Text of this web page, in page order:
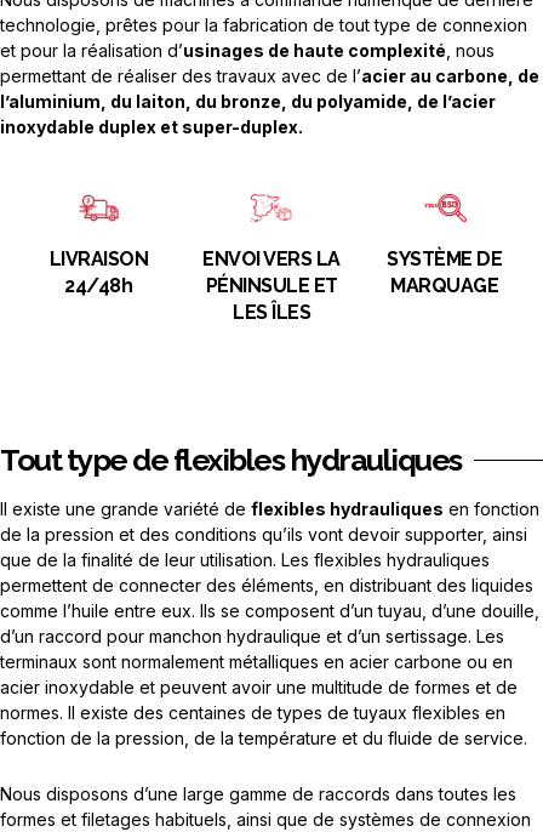
technologie, prêtes pour la fabrication de tout type de connexion
et pour la réalisation d’usinages de haute complexité , nous
permettant de réaliser des travaux avec de l’acier au carbone, de
l’aluminium, du laiton, du bronze, du polyamide, de l’acier
inoxydable duplex et super-duplex.
LIVRAISON
24/48h
ENVOI VERS LA
PÉNINSULE ET
LES ÎLES
SYSTÈME DE
MARQUAGE
Tout type de flexibles hydrauliques
Il existe une grande variété de flexibles hydrauliques en fonction
de la pression et des conditions qu’ils vont devoir supporter, ainsi
que de la finalité de leur utilisation. Les flexibles hydrauliques
permettent de connecter des éléments, en distribuant des liquides
comme l’huile entre eux. Ils se composent d’un tuyau, d’une douille,
d’un raccord pour manchon hydraulique et d’un sertissage. Les
terminaux sont normalement métalliques en acier carbone ou en
acier inoxydable et peuvent avoir une multitude de formes et de
normes. Il existe des centaines de types de tuyaux flexibles en
fonction de la pression, de la température et du fluide de service.
Nous disposons d’une large gamme de raccords dans toutes les
formes et filetages habituels, ainsi que de systèmes de connexion